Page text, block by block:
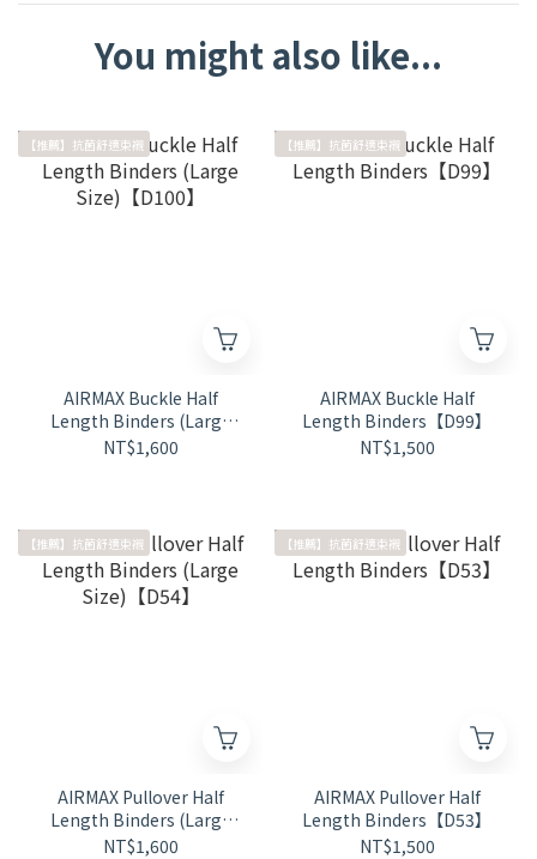
You might also like...
【推薦】抗菌舒適束襯
AIRMAX Buckle Half
Length Binders (Large
Size)【D100】
NT$1,600
【推薦】抗菌舒適束襯
AIRMAX Buckle Half
Length Binders【D99】
NT$1,500
【推薦】抗菌舒適束襯
AIRMAX Pullover Half
Length Binders (Large
Size)【D54】
NT$1,600
【推薦】抗菌舒適束襯
AIRMAX Pullover Half
Length Binders【D53】
NT$1,500